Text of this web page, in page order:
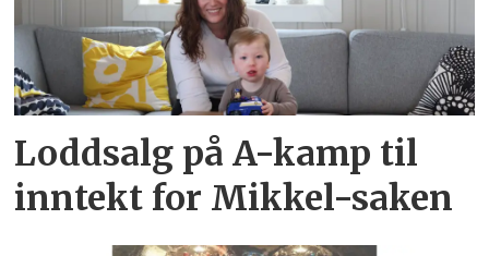
Loddsalg på A-kamp til
inntekt for Mikkel-saken